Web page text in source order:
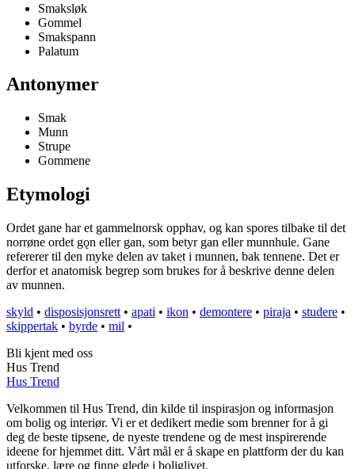
Smaksløk
Gommel
Smakspann
Palatum
Antonymer
Smak
Munn
Strupe
Gommene
Etymologi
Ordet gane har et gammelnorsk opphav, og kan spores tilbake til det
norrøne ordet gǫn eller gan, som betyr gan eller munnhule. Gane
refererer til den myke delen av taket i munnen, bak tennene. Det er
derfor et anatomisk begrep som brukes for å beskrive denne delen
av munnen.
skyld • disposisjonsrett • apati • ikon • demontere • piraja • studere •
skippertak • byrde • mil •
Bli kjent med oss
Hus Trend
Hus Trend
Velkommen til Hus Trend, din kilde til inspirasjon og informasjon
om bolig og interiør. Vi er et dedikert medie som brenner for å gi
deg de beste tipsene, de nyeste trendene og de mest inspirerende
ideene for hjemmet ditt. Vårt mål er å skape en plattform der du kan
utforske, lære og finne glede i boliglivet.